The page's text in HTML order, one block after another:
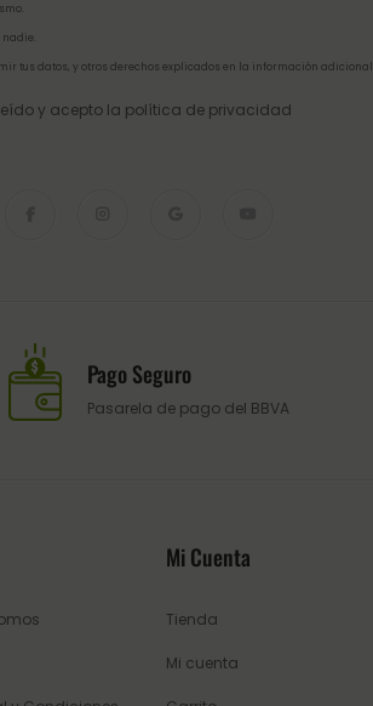
tus datos, y otros derechos explicados en la información adicional
y acepto la política de privacidad
Pago Seguro
Pasarela de pago del BBVA
Mi Cuenta
Tienda
Mi cuenta